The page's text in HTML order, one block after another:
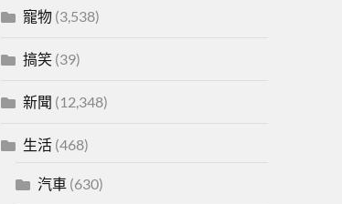
寵物(3,538)
搞笑(39)
新聞 (12,348)
生活(468)
汽車(630)